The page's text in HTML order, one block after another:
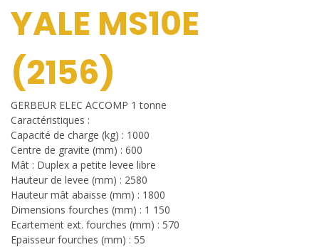
YALE MS10E
(2156)
GERBEUR ELEC ACCOMP 1 tonne
Caractéristiques :
Capacité de charge (kg) : 1000
Centre de gravite (mm) : 600
Mât : Duplex a petite levee libre
Hauteur de levee (mm) : 2580
Hauteur mât abaisse (mm) : 1800
Dimensions fourches (mm) : 1 150
Ecartement ext. fourches (mm) : 570
Epaisseur fourches (mm) : 55